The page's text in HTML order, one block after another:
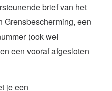
brief van het
Grensbescherming, een
(ook wel
een vooraf afgesloten
je een